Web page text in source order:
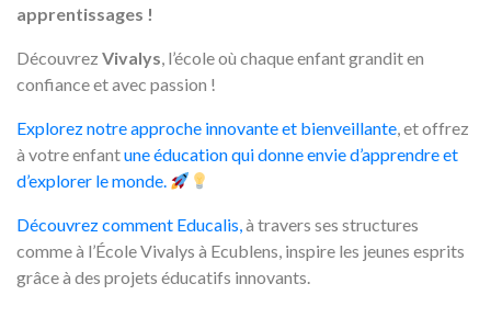
apprentissages !
Découvrez Vivalys, l’école où chaque enfant grandit en
confiance et avec passion !
Explorez notre approche innovante et bienveillante, et offrez
à votre enfantune éducation qui donne envie d’apprendre et
d’explorer le monde.
Découvrez comment Educalis,à travers ses structures
comme à l’École Vivalys à Ecublens, inspire les jeunes esprits
grâce à des projets éducatifs innovants.